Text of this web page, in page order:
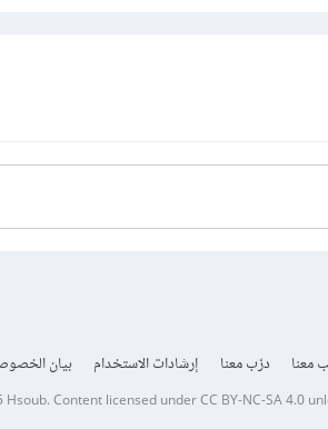
معنا درّب معنا إرشادات الاستخدام بيان
Hsoub.Content licensed underCC BY-NC-SA 4.0